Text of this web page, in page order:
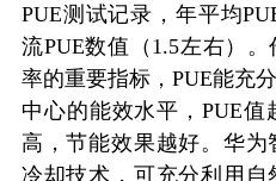
PUE测试记录，年平均
流PUE数值（1.5左右）
率的重要指标，PUE能充
中心的能效水平，PUE
高，节能效果越好。华为
冷却技术，可充分利用